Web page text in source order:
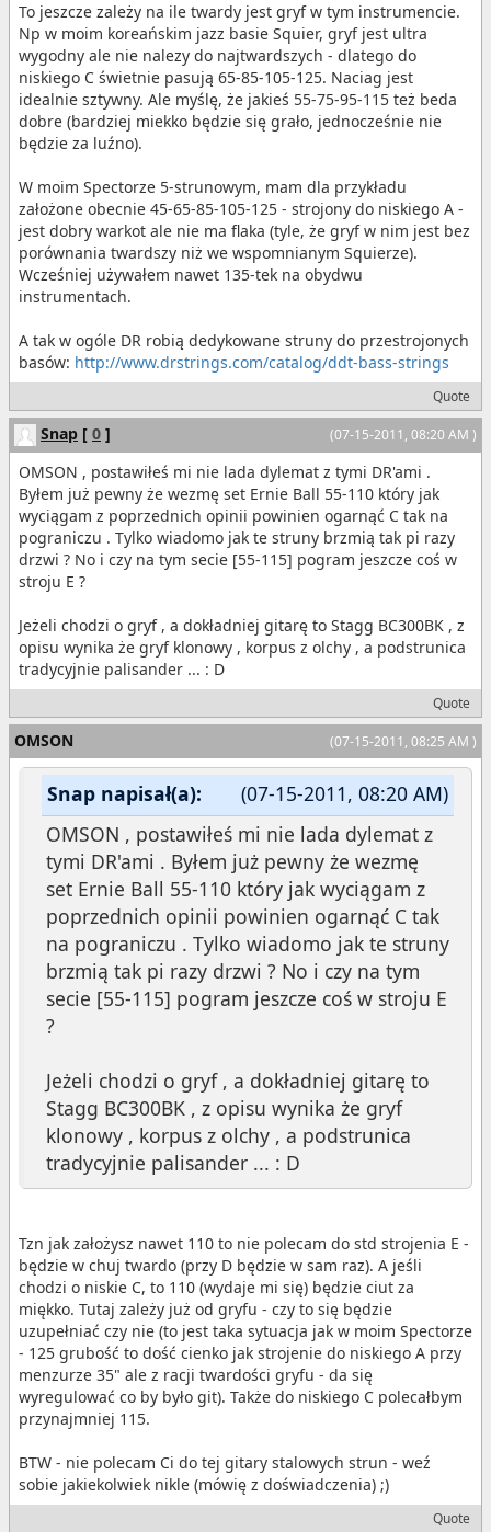
To jeszcze zależy na ile twardy jest gryf w tym instrumencie.
Np w moim koreańskim jazz basie Squier, gryf jest ultra
wygodny ale nie nalezy do najtwardszych - dlatego do
niskiego C świetnie pasują 65-85-105-125. Naciag jest
idealnie sztywny. Ale myślę, że jakieś 55-75-95-115 też beda
dobre (bardziej miekko będzie się grało, jednocześnie nie
będzie za luźno).
W moim Spectorze 5-strunowym, mam dla przykładu
założone obecnie 45-65-85-105-125 - strojony do niskiego A -
jest dobry warkot ale nie ma flaka (tyle, że gryf w nim jest bez
porównania twardszy niż we wspomnianym Squierze).
Wcześniej używałem nawet 135-tek na obydwu
instrumentach.
A tak w ogóle DR robią dedykowane struny do przestrojonych
basów: http://www.drstrings.com/catalog/ddt-bass-strings
Quote
(07-15-2011, 08:20 AM )
Snap [ 0 ]
OMSON , postawiłeś mi nie lada dylemat z tymi DR'ami .
Byłem już pewny że wezmę set Ernie Ball 55-110 który jak
wyciągam z poprzednich opinii powinien ogarnąć C tak na
pograniczu . Tylko wiadomo jak te struny brzmią tak pi razy
drzwi ? No i czy na tym secie [55-115] pogram jeszcze coś w
stroju E ?
Jeżeli chodzi o gryf , a dokładniej gitarę to Stagg BC300BK , z
opisu wynika że gryf klonowy , korpus z olchy , a podstrunica
tradycyjnie palisander ... : D
Quote
(07-15-2011, 08:25 AM )
OMSON
(07-15-2011, 08:20 AM)
Snap napisał(a):
OMSON , postawiłeś mi nie lada dylemat z
tymi DR'ami . Byłem już pewny że wezmę
set Ernie Ball 55-110 który jak wyciągam z
poprzednich opinii powinien ogarnąć C tak
na pograniczu . Tylko wiadomo jak te struny
brzmią tak pi razy drzwi ? No i czy na tym
secie [55-115] pogram jeszcze coś w stroju E
?
Jeżeli chodzi o gryf , a dokładniej gitarę to
Stagg BC300BK , z opisu wynika że gryf
klonowy , korpus z olchy , a podstrunica
tradycyjnie palisander ... : D
Tzn jak założysz nawet 110 to nie polecam do std strojenia E -
będzie w chuj twardo (przy D będzie w sam raz). A jeśli
chodzi o niskie C, to 110 (wydaje mi się) będzie ciut za
miękko. Tutaj zależy już od gryfu - czy to się będzie
uzupełniać czy nie (to jest taka sytuacja jak w moim Spectorze
- 125 grubość to dość cienko jak strojenie do niskiego A przy
menzurze 35" ale z racji twardości gryfu - da się
wyregulować co by było git). Także do niskiego C polecałbym
przynajmniej 115.
BTW - nie polecam Ci do tej gitary stalowych strun - weź
sobie jakiekolwiek nikle (mówię z doświadczenia) ;)
Quote